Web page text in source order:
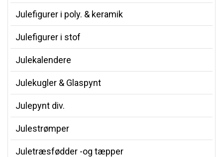
Julefigurer i poly. & keramik
Julefigurer i stof
Julekalendere
Julekugler & Glaspynt
Julepynt div.
Julestrømper
Juletræsfødder -og tæpper